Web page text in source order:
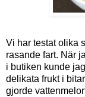
Vi har testat olika
rasande fart. När
i butiken kunde
delikata frukt i
gjorde